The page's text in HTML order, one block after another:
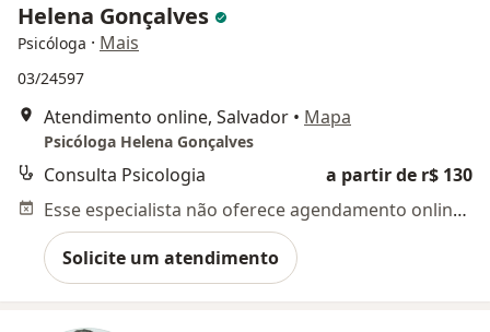
Helena Gonçalves
Psicóloga · Mais
03/24597
Atendimento online, Salvador • Mapa
Psicóloga Helena Gonçalves
Consulta Psicologia
a partir de r$ 130
Esse especialista não oferece agendamento online para esse endereço.
Solicite um atendimento